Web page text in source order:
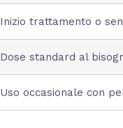
Inizio trattamento o
Dose standard al
Uso occasionale con